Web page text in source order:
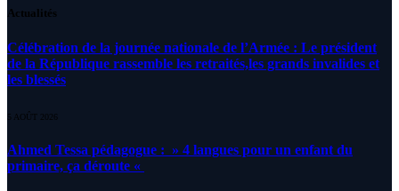
Actualités
Célébration de la journée nationale de l’Armée : Le président
de la République rassemble les retraités,les grands invalides et
les blessés
5 AOÛT 2026
Ahmed Tessa pédagogue : » 4 langues pour un enfant du
primaire, ça déroute «